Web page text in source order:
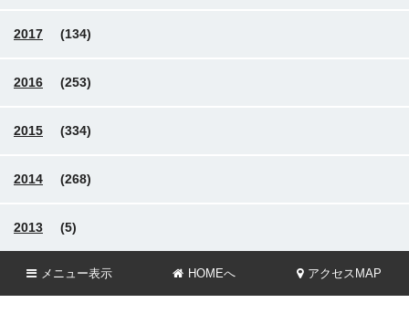
2017 (134)
2016 (253)
2015 (334)
2014 (268)
2013 (5)
メニュー表示 HOMEへ アクセスMAP